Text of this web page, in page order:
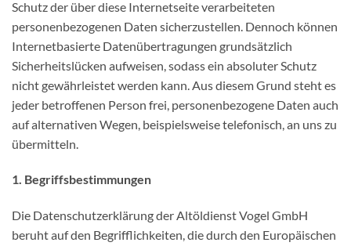
Schutz der über diese Internetseite verarbeiteten
personenbezogenen Daten sicherzustellen. Dennoch können
Internetbasierte Datenübertragungen grundsätzlich
Sicherheitslücken aufweisen, sodass ein absoluter Schutz
nicht gewährleistet werden kann. Aus diesem Grund steht es
jeder betroffenen Person frei, personenbezogene Daten auch
auf alternativen Wegen, beispielsweise telefonisch, an uns zu
übermitteln.
1. Begriffsbestimmungen
Die Datenschutzerklärung der Altöldienst Vogel GmbH
beruht auf den Begrifflichkeiten, die durch den Europäischen